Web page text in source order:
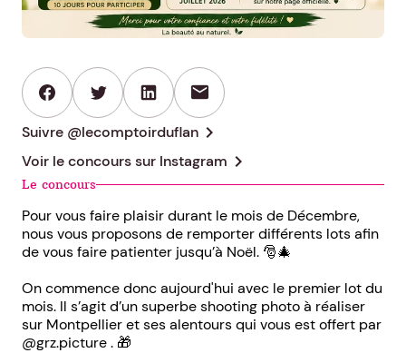
mail
Suivre @lecomptoirduflan chevron_right
Voir le concours sur Instagram chevron_right
Le concours
Pour vous faire plaisir durant le mois de Décembre,
nous vous proposons de remporter différents lots afin
de vous faire patienter jusqu’à Noël. 🎅🎄
On commence donc aujourd'hui avec le premier lot du
mois. Il s’agit d’un superbe shooting photo à réaliser
sur Montpellier et ses alentours qui vous est offert par
@grz.picture . 🎁